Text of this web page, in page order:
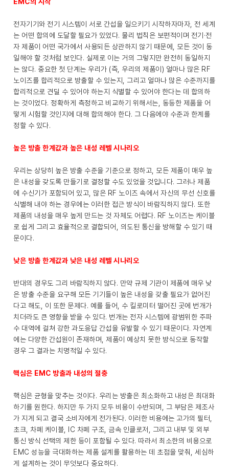
전자기기와 전기 시스템이 서로 간섭을 일으키기 시작하자마자, 전 세계
는 어떤 합의에 도달할 필요가 있었다. 물리 법칙은 보편적이며 전기·전
자 제품이 어떤 국가에서 사용되든 상관하지 않기 때문에, 모든 것이 동
일해야 할 것처럼 보인다. 실제로 이는 거의 그렇지만 완전히 동일하지
는 않다. 중요한 첫 단계는 우리가 (즉, 우리의 제품이) 얼마나 많은 RF
노이즈를 합리적으로 방출할 수 있는지, 그리고 얼마나 많은 수준까지를
합리적으로 견딜 수 있어야 하는지 식별할 수 있어야 한다는 데 합의하
는 것이었다. 정확하게 측정하고 비교하기 위해서는, 동등한 제품을 어
떻게 시험할 것인지에 대해 합의해야 한다. 그 다음에야 수준과 한계를
정할 수 있다.
높은 방출 한계값과 높은 내성 레벨 시나리오
우리는 상당히 높은 방출 수준을 기준으로 정하고, 모든 제품이 매우 높
은 내성을 갖도록 만들기로 결정할 수도 있었을 것입니다. 그러나 제품
에 수신기가 포함되어 있고, 많은 RF 노이즈 속에서 자신의 무선 신호를
식별해 내야 하는 경우에는 이러한 접근 방식이 바람직하지 않다. 또한
제품의 내성을 매우 높게 만드는 것 자체도 어렵다. RF 노이즈는 케이블
로 쉽게 그리고 효율적으로 결합되어, 의도된 통신을 방해할 수 있기 때
문이다.
낮은 방출 한계값과 낮은 내성 레벨 시나리오
반대의 경우도 그리 바람직하지 않다. 만약 규제 기관이 제품에 매우 낮
은 방출 수준을 요구해 모든 기기들이 높은 내성을 갖출 필요가 없어진
다고 해도, 이 또한 문제다. 예를 들어, 수 킬로미터 떨어진 곳에 번개가
치더라도 큰 영향을 받을 수 있다. 번개는 전자 시스템에 광범위한 주파
수 대역에 걸쳐 강한 과도응답 간섭을 유발할 수 있기 때문이다. 자연계
에는 다양한 간섭원이 존재하며, 제품이 예상치 못한 방식으로 동작할
경우 그 결과는 치명적일 수 있다.
핵심은 EMC 방출과 내성의 절충
핵심은 균형을 맞추는 것이다. 우리는 방출은 최소화하고 내성은 최대화
하기를 원한다. 하지만 두 가지 모두 비용이 수반되며, 그 부담은 제조사
가 지게 되고 결국 소비자에게 전가된다. 이러한 비용에는 고가의 필터,
초크, 차폐 케이블, IC 차폐 구조, 금속 인클로저, 그리고 내부 및 외부
통신 방식 선택의 제한 등이 포함될 수 있다. 따라서 최소한의 비용으로
EMC 성능을 극대화하는 제품 설계를 활용하는 데 초점을 맞춰, 세심하
게 설계하는 것이 무엇보다 중요하다.